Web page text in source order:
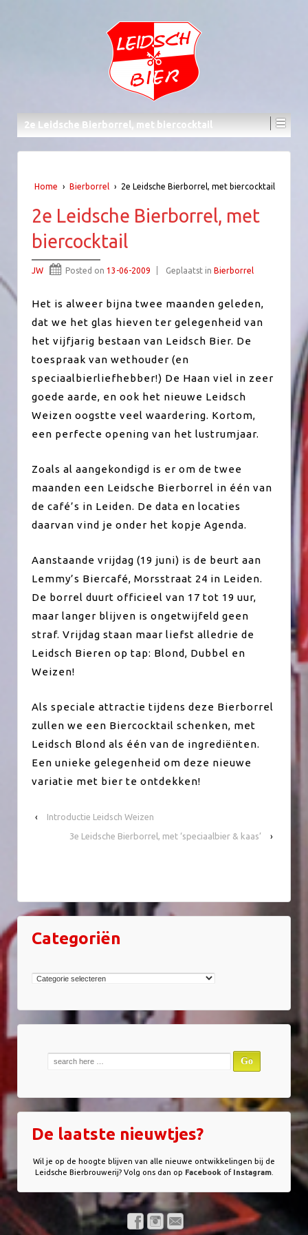
2e Leidsche Bierborrel, met biercocktail
Home › Bierborrel › 2e Leidsche Bierborrel, met biercocktail
2e Leidsche Bierborrel, met
biercocktail
JW Posted on 13-06-2009 Geplaatst in Bierborrel
Het is alweer bijna twee maanden geleden,
dat we het glas hieven ter gelegenheid van
het vijfjarig bestaan van Leidsch Bier. De
toespraak van wethouder (en
speciaalbierliefhebber!) De Haan viel in zeer
goede aarde, en ook het nieuwe Leidsch
Weizen oogstte veel waardering. Kortom,
een perfecte opening van het lustrumjaar.
Zoals al aangekondigd is er om de twee
maanden een Leidsche Bierborrel in één van
de café’s in Leiden. De data en locaties
daarvan vind je onder het kopje Agenda.
Aanstaande vrijdag (19 juni) is de beurt aan
Lemmy’s Biercafé, Morsstraat 24 in Leiden.
De borrel duurt officieel van 17 tot 19 uur,
maar langer blijven is ongetwijfeld geen
straf. Vrijdag staan maar liefst alledrie de
Leidsch Bieren op tap: Blond, Dubbel en
Weizen!
Als speciale attractie tijdens deze Bierborrel
zullen we een Biercocktail schenken, met
Leidsch Blond als één van de ingrediënten.
Een unieke gelegenheid om deze nieuwe
variatie met bier te ontdekken!
‹
Introductie Leidsch Weizen
3e Leidsche Bierborrel, met ‘speciaalbier & kaas’
›
Categoriën
Zoek
naar:
De laatste nieuwtjes?
Wil je op de hoogte blijven van alle nieuwe ontwikkelingen bij de
Leidsche Bierbrouwerij? Volg ons dan op Facebookof Instagram.